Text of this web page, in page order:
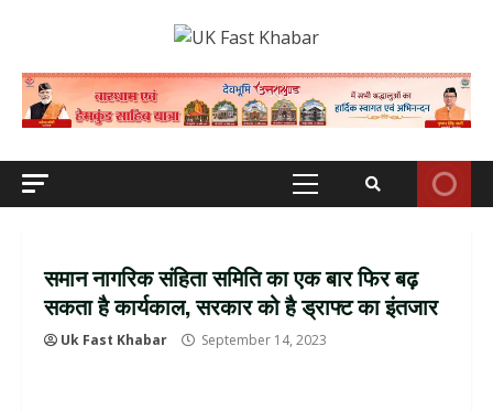
Primary
समान नागरिक संहिता समिति का एक बार फिर बढ़
सकता है कार्यकाल, सरकार को है ड्राफ्ट का इंतजार
Uk Fast Khabar September 14, 2023